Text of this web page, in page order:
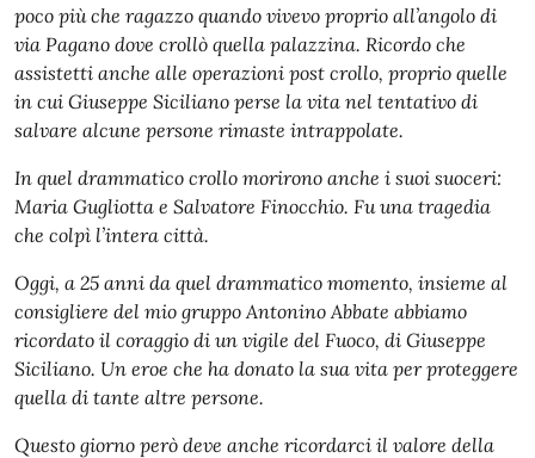
poco più che ragazzo quando vivevo proprio all’angolo di
via Pagano dove crollò quella palazzina. Ricordo che
assistetti anche alle operazioni post crollo, proprio quelle
in cui Giuseppe Siciliano perse la vita nel tentativo di
salvare alcune persone rimaste intrappolate.
In quel drammatico crollo morirono anche i suoi suoceri:
Maria Gugliotta e Salvatore Finocchio. Fu una tragedia
che colpì l’intera città.
Oggi, a 25 anni da quel drammatico momento, insieme al
consigliere del mio gruppo Antonino Abbate abbiamo
ricordato il coraggio di un vigile del Fuoco, di Giuseppe
Siciliano. Un eroe che ha donato la sua vita per proteggere
quella di tante altre persone.
Questo giorno però deve anche ricordarci il valore della